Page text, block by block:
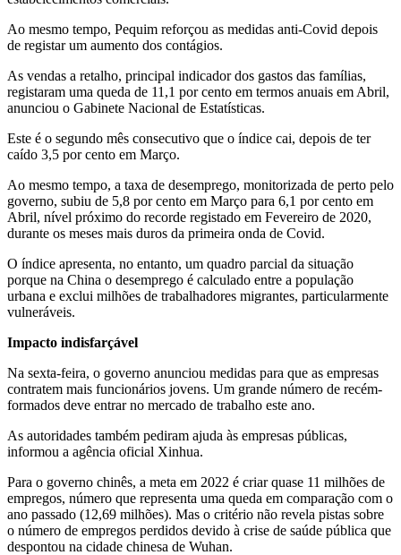
Ao mesmo tempo, Pequim reforçou as medidas anti-Covid depois
de registar um aumento dos contágios.
As vendas a retalho, principal indicador dos gastos das famílias,
registaram uma queda de 11,1 por cento em termos anuais em Abril,
anunciou o Gabinete Nacional de Estatísticas.
Este é o segundo mês consecutivo que o índice cai, depois de ter
caído 3,5 por cento em Março.
Ao mesmo tempo, a taxa de desemprego, monitorizada de perto pelo
governo, subiu de 5,8 por cento em Março para 6,1 por cento em
Abril, nível próximo do recorde registado em Fevereiro de 2020,
durante os meses mais duros da primeira onda de Covid.
O índice apresenta, no entanto, um quadro parcial da situação
porque na China o desemprego é calculado entre a população
urbana e exclui milhões de trabalhadores migrantes, particularmente
vulneráveis.
Impacto indisfarçável
Na sexta-feira, o governo anunciou medidas para que as empresas
contratem mais funcionários jovens. Um grande número de recém-
formados deve entrar no mercado de trabalho este ano.
As autoridades também pediram ajuda às empresas públicas,
informou a agência oficial Xinhua.
Para o governo chinês, a meta em 2022 é criar quase 11 milhões de
empregos, número que representa uma queda em comparação com o
ano passado (12,69 milhões). Mas o critério não revela pistas sobre
o número de empregos perdidos devido à crise de saúde pública que
despontou na cidade chinesa de Wuhan.